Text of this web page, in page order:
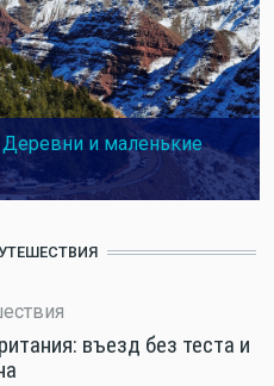
Деревни и маленькие
въезд без теста и